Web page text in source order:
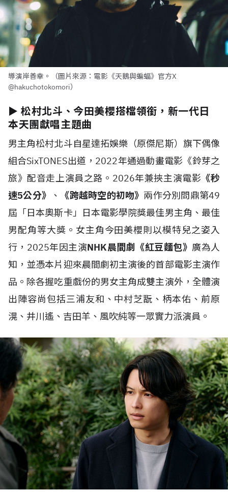
導演岸善幸。（圖片來源：電影《天鵝與蝙蝠》官方X
@hakuchotokomori）
► 松村北斗、今田美櫻搭檔領銜，新一代日
本天團獻唱主題曲
男主角松村北斗自星達拓娛樂（原傑尼斯）旗下偶像
組合SixTONES出道，2022年通過動畫電影《鈴芽之
旅》配音走上演員之路。2026年兼挾主演電影 《秒
速5公分》
、 《跨越時空的初吻》 兩作分別問鼎第49
屆「日本奧斯卡」日本電影學院獎最佳男主角、最佳
男配角等大獎。女主角今田美櫻則以模特兒之姿入
行，2025年因主演NHK晨間劇《紅豆麵包》 廣為人
知，並憑本片迎來晨間劇初主演後的首部電影主演作
品。除各握吃重戲份的男女主角成雙主演外，全體演
出陣容尚包括三浦友和、中村芝翫、柄本佑、前原
滉、井川遙、吉田羊、風吹純等一眾實力派演員。